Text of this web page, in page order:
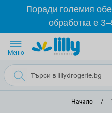
Прескачане към съдържанието
Поради големия
обработка е
Меню
Начало /